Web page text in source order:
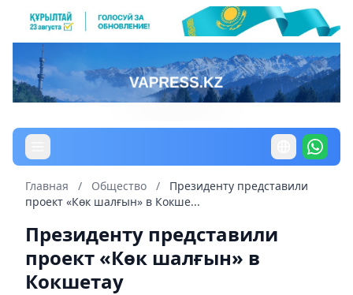
Главная / Общество /
Президенту представили
проект «Көк шалғын» в Кокше...
Президенту представили
проект «Көк шалғын» в
Кокшетау